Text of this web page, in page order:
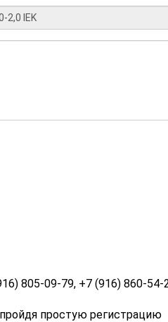
805-09-79, +7 (916) 860-
простую регистрацию